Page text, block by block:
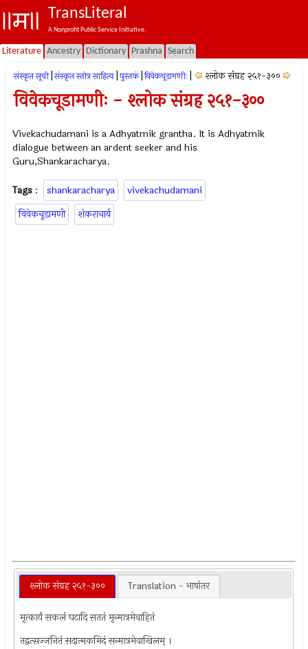
TransLiteral
A Nonprofit Public Service Initiative.
Literature Ancestry Dictionary Prashna Search
संस्कृत सूची संस्कृत स्तोत्र साहित्य पुस्तकं विवेकचूडामणीः श्लोक संग्रह २५१-३००
विवेकचूडामणीः - श्लोक संग्रह २५१-३००
Vivekachudamani is a Adhyatmik grantha. It is Adhyatmik
dialogue between an ardent seeker and his
Guru,Shankaracharya.
Tags : shankaracharya
vivekachudamani
विवेकचूडामणी
शंकराचार्य
श्लोक संग्रह २५१-३०० Translation - भाषांतर
मृत्कार्यं सकलं घटादि सततं मृन्मात्रमेवाहितं
तद्वत्सज्जनितं सदात्मकमिदं सन्मात्रमेवाखिलम् ।